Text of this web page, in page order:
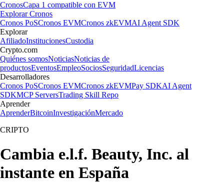
CronosCapa 1 compatible con EVM
Explorar Cronos
Cronos PoSCronos EVMCronos zkEVMAI Agent SDK
Explorar
AfiliadoInstitucionesCustodia
Crypto.com
Quiénes somosNoticiasNoticias de
productosEventosEmpleoSociosSeguridadLicencias
Desarrolladores
Cronos PoSCronos EVMCronos zkEVMPay SDKAI Agent
SDKMCP ServersTrading Skill Repo
Aprender
AprenderBitcoinInvestigaciónMercado
CRIPTO
Cambia e.l.f. Beauty, Inc. al
instante en España